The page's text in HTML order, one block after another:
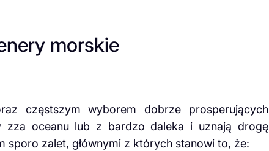
morskie
częstszym wyborem dobrze prosperujących
zza oceanu lub z bardzo daleka i uznają drogę
sporo zalet, głównymi z których stanowi to, że: